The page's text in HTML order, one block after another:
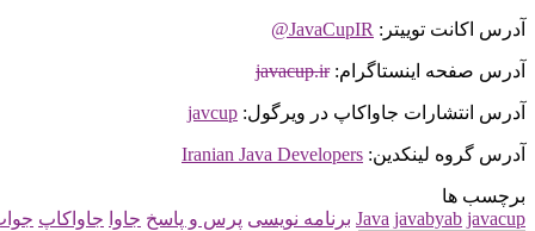
آدرس اکانت توییتر: JavaCupIR@
آدرس صفحه اینستاگرام:javacup.ir
آدرس انتشارات جاواکاپ در ویرگول: javcup
آدرس گروه لینکدین: Iranian Java Developers
برچسب ها
Java javabyab javacup برنامه نویسی پرس و پاسخ جاوا جاواکاپ